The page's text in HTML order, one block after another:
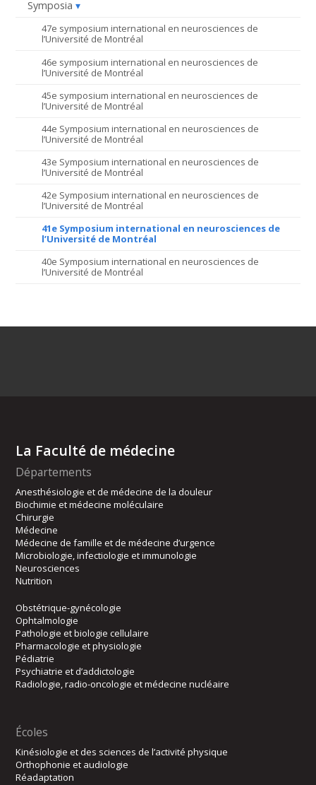
Symposia
47e symposium international en neurosciences de
l’Université de Montréal
46e symposium international en neurosciences de
l’Université de Montréal
45e symposium international en neurosciences de
l’Université de Montréal
44e Symposium international en neurosciences de
l’Université de Montréal
43e Symposium international en neurosciences de
l’Université de Montréal
42e Symposium international en neurosciences de
l’Université de Montréal
41e Symposium international en neurosciences de
l’Université de Montréal
40e Symposium international en neurosciences de
l’Université de Montréal
La Faculté de médecine
Départements
Anesthésiologie et de médecine de la douleur
Biochimie et médecine moléculaire
Chirurgie
Médecine
Médecine de famille et de médecine d’urgence
Microbiologie, infectiologie et immunologie
Neurosciences
Nutrition
Obstétrique-gynécologie
Ophtalmologie
Pathologie et biologie cellulaire
Pharmacologie et physiologie
Pédiatrie
Psychiatrie et d’addictologie
Radiologie, radio-oncologie et médecine nucléaire
Écoles
Kinésiologie et des sciences de l’activité physique
Orthophonie et audiologie
Réadaptation